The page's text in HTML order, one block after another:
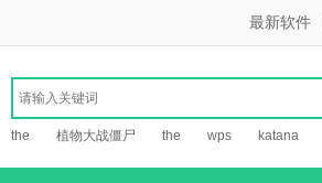
最新软件
the 植物大战僵尸 the wps katana